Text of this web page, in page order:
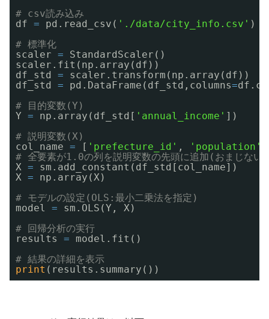
# csv読み込み
df = pd.read_csv( './data/city_info.csv' )
# 標準化
scaler =
StandardScaler()
scaler.fit(np.array(df))
df_std =
scaler.transform(np.array(df))
df_std = pd.DataFrame(df_std,columns=
# 目的変数(Y)
Y = np.array(df_std[ 'annual_income' ])
# 説明変数(X)
col_name = [ 'prefecture_id' , 'population'
# 全要素が1.0の列を説明変数の先頭に追加(おまじない)
X =
sm.add_constant(df_std[col_name])
X =
np.array(X)
# モデルの設定(OLS:最小二乗法を指定)
model =
sm.OLS(Y, X)
# 回帰分析の実行
results =
model.fit()
# 結果の詳細を表示
print (results.summary())